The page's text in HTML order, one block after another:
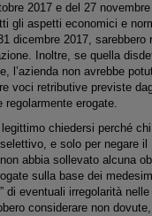
2017 e del 27
gli aspetti economici e
dicembre 2017, sarebbero
Inoltre, se quella
l’azienda non avrebbe
voci retributive previste
regolarmente erogate.
chiedersi perché
e solo per negare
abbia sollevato alcuna
sulla base dei
di eventuali irregolarità
considerare non